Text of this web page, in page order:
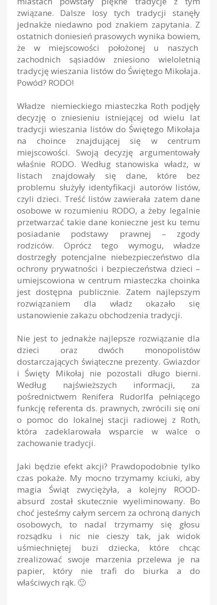
związane. Dalsze losy tych tradycji stanęły
jednakże niedawno pod znakiem zapytania. Z
ostatnich doniesień prasowych wynika bowiem,
że w miejscowości położonej u naszych
zachodnich sąsiadów zniesiono wieloletnią
tradycję wieszania listów do Świętego Mikołaja.
Powód? RODO!
Władze niemieckiego miasteczka Roth podjęły
decyzję o zniesieniu istniejącej od wielu lat
tradycji wieszania listów do Świętego Mikołaja
na choince znajdującej się w centrum
miejscowości. Swoją decyzję argumentowały
właśnie RODO. Według stanowiska władz, w
listach znajdowały się dane, które bez
problemu służyły identyfikacji autorów listów,
czyli dzieci. Treść listów zawierała zatem dane
osobowe w rozumieniu RODO, a żeby legalnie
przetwarzać takie dane konieczne jest ku temu
posiadanie podstawy prawnej – zgody
rodziców. Oprócz tego wymogu, władze
dostrzegły potencjalne niebezpieczeństwo dla
ochrony prywatności i bezpieczeństwa dzieci –
umiejscowiona w centrum miasteczka choinka
jest dostępna publicznie. Zatem najlepszym
rozwiązaniem dla władz okazało się
ustanowienie zakazu obchodzenia tradycji.
Nie jest to jednakże najlepsze rozwiązanie dla
dzieci oraz dwóch monopolistów
dostarczających świąteczne prezenty. Gwiazdor
i Święty Mikołaj nie pozostali długo bierni.
Według najświeższych informacji, za
pośrednictwem Renifera Rudorlfa pełniącego
funkcję referenta ds. prawnych, zwrócili się oni
o pomoc do lokalnej stacji radiowej z Roth,
która zadeklarowała wsparcie w walce o
zachowanie tradycji.
Jaki będzie efekt akcji? Prawdopodobnie tylko
czas pokaże. My mocno trzymamy kciuki, aby
magia Świąt zwyciężyła, a kolejny ROOD-
absurd został skutecznie wyeliminowany. Bo
choć jesteśmy całym sercem za ochroną danych
osobowych, to nadal trzymamy się głosu
rozsądku i nic nie cieszy tak, jak widok
uśmiechniętej buzi dziecka, które chcąc
zrealizować swoje marzenia przelewa je na
papier, który nie trafi do biurka a do
właściwych rąk. 🙂